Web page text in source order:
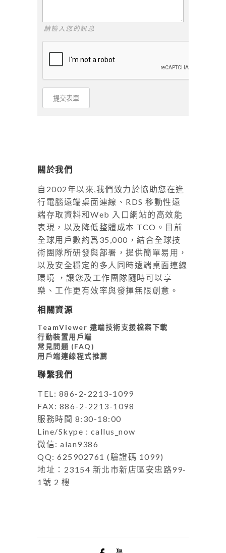
請輸入您的訊息
提交表單
關於我們
自2002年以來,我們致力於協助您在進
行電腦遠端桌面連線、RDS 移動性遠
端存取資料和Web 入口網站的高效能
表現，以及降低整體成本 TCO。目前
全球用戶數約爲35,000，結合全球技
術團隊所研發與部署，提供簡單易用，
以及安全穩定的多人同時遠端桌面連線
環境 ，讓您及工作團隊隨時可以享
樂、工作更有效率與發揮無限創意。
相關資源
TeamViewer 遠端技術支援檔案下載
行動裝置用戶端
常見問題 (FAQ)
用戶端連線程式推薦
聯繫我們
TEL: 886-2-2213-1099
FAX: 886-2-2213-1098
服務時間 8:30-18:00
Line/Skype : callus_now
微信: alan9386
QQ: 625902761 (驗證碼 1099)
地址：23154 新北市新店區安忠路99-
1號 2 樓